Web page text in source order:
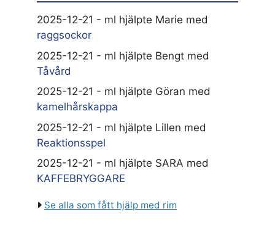
2025-12-21 - ml hjälpte Marie med
raggsockor
2025-12-21 - ml hjälpte Bengt med
Tåvård
2025-12-21 - ml hjälpte Göran med
kamelhårskappa
2025-12-21 - ml hjälpte Lillen med
Reaktionsspel
2025-12-21 - ml hjälpte SARA med
KAFFEBRYGGARE
Se alla som fått hjälp med rim